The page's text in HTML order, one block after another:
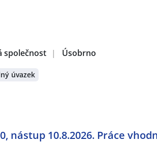
společnost | Úsobrno
úvazek
nástup 10.8.2026. Práce